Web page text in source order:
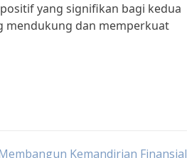
yang signifikan bagi kedua
mendukung dan memperkuat
Kemandirian Finansial